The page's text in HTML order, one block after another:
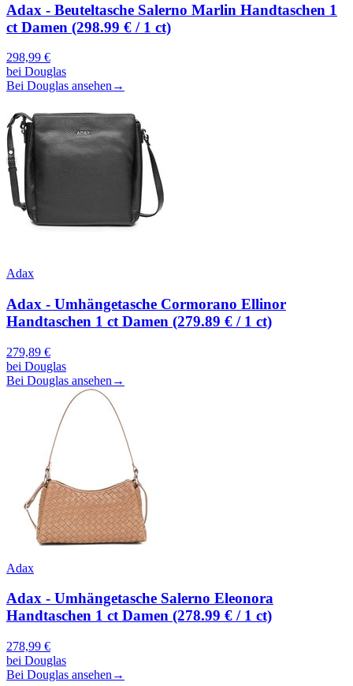
Adax - Beuteltasche Salerno Marlin Handtaschen 1
ct Damen (298.99 € / 1 ct)
298,99 €
bei Douglas
Bei Douglas ansehen →
Adax
Adax - Umhängetasche Cormorano Ellinor
Handtaschen 1 ct Damen (279.89 € / 1 ct)
279,89 €
bei Douglas
Bei Douglas ansehen →
Adax
Adax - Umhängetasche Salerno Eleonora
Handtaschen 1 ct Damen (278.99 € / 1 ct)
278,99 €
bei Douglas
Bei Douglas ansehen →